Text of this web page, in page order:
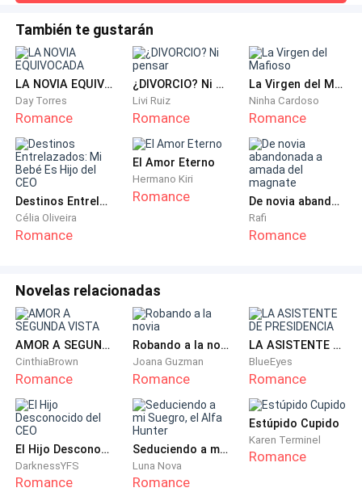
La voz de Emma salió temblorosa y sin aliento:
—Necesito esto, Jax. Estoy tan jodidamente
cachonda que no puedo pensar con claridad. Por
favor…
Él sonrió con arrogancia, un brillo depredador en los
ojos.
—De ahora en adelante, me llamarás Papi cuando mi
polla esté dentro de ti. ¿Entendido?
Ella asintió frenéticamente, ya chorreando por los
muslos.
Jax no esperó. La giró bruscamente, empujándola
contra la fría encimera de mármol de la cocina. Sus
fuertes manos bajaron sus pantalones de yoga y el
tanga empapado de un solo tirón brutal, dejando al
descubierto su culo desnudo y su coño brillante.
Emma tembló, su anillo de matrimonio captando la
luz mientras se agarraba al borde de la encimera.
follado como Dios manda en tanto tiempo que a veces
sentía que se estaba volviendo loca. Con solo 26 años,
seguía en su mejor momento: curvas en todos los lugares
correctos, tetas grandes y pesadas, una cintura estrecha
que se ensanchaba en un culo que antes atraía miradas
hambri
También te gustarán
LA NOVIA EQUIVOCADA
Day Torres
Romance
¿DIVORCIO? Ni pensar
Livi Ruiz
Romance
La Virgen del Mafioso
Ninha Cardoso
Romance
Destinos Entrelazados: Mi Bebé Es Hijo del CEO
Célia Oliveira
Romance
El Amor Eterno
Hermano Kiri
Romance De novia abandonada a amada del magnate
Rafi
Romance
Novelas relacionadas
AMOR A SEGUNDA VISTA
CinthiaBrown
Romance
Robando a la novia
Joana Guzman
Romance
LA ASISTENTE DE PRESIDENCIA
BlueEyes
Romance
El Hijo Desconocido del CEO
DarknessYFS
Romance
Seduciendo a mi Suegro, el Alfa Hunter
Luna Nova
Romance
Estúpido Cupido
Karen Terminel
Romance